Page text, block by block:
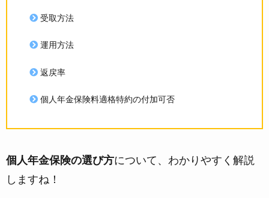
受取方法
運用方法
返戻率
個人年金保険料適格特約の付加可否
個人年金保険の選び方について、わかりやすく解説
しますね！